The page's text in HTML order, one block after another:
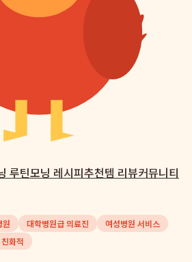
루틴모닝 레시피추천템 리뷰커뮤니티
원 대학병원급 의료진
여성병원 서비스
화적